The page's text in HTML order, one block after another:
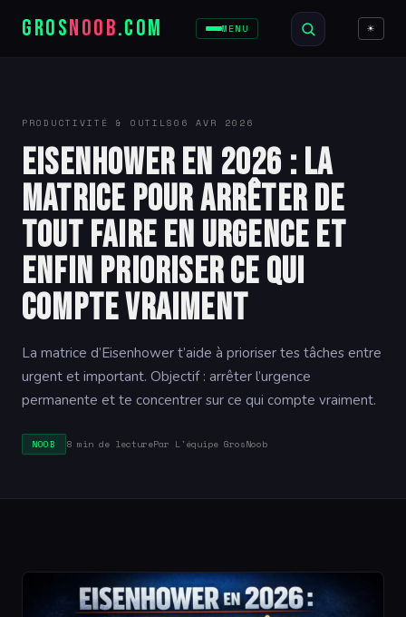
GROSNOOB.COM MENU ☀
PRODUCTIVITÉ & OUTILS 06 AVR 2026
Eisenhower en 2026 : la
matrice pour arrêter de
tout faire en urgence et
enfin prioriser ce qui
compte vraiment
La matrice d’Eisenhower t’aide à prioriser tes tâches entre
urgent et important. Objectif : arrêter l’urgence
permanente et te concentrer sur ce qui compte vraiment.
NOOB 8 min de lecturePar L'équipe GrosNoob